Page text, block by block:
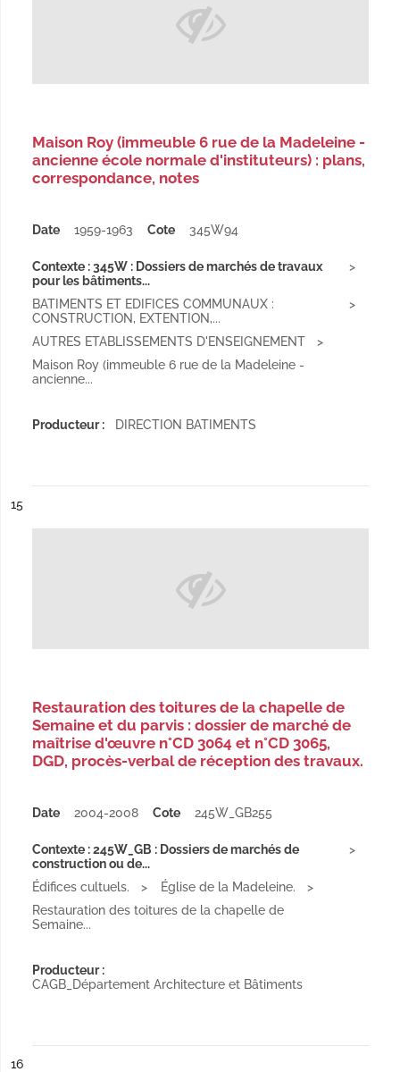
Maison Roy (immeuble 6 rue de la Madeleine -
ancienne école normale d'instituteurs) : plans,
correspondance, notes
Date 1959-1963 Cote 345W94
Contexte : 345W : Dossiers de marchés de travaux
pour les bâtiments...
BATIMENTS ET EDIFICES COMMUNAUX :
CONSTRUCTION, EXTENTION,...
AUTRES ETABLISSEMENTS D'ENSEIGNEMENT
Maison Roy (immeuble 6 rue de la Madeleine -
ancienne...
Producteur : DIRECTION BATIMENTS
n°
15
Restauration des toitures de la chapelle de
Semaine et du parvis : dossier de marché de
maîtrise d'œuvre n°CD 3064 et n°CD 3065,
DGD, procès-verbal de réception des travaux.
Date 2004-2008 Cote 245W_GB255
Contexte : 245W_GB : Dossiers de marchés de
construction ou de...
Édifices cultuels.
Église de la Madeleine.
Restauration des toitures de la chapelle de
Semaine...
Producteur :
CAGB_Département Architecture et Bâtiments
n°
16